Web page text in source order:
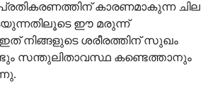
കാരണമാകുന്ന ചില
ഈ മരുന്ന്
നിങ്ങളുടെ ശരീരത്തിന് സുഖം
സന്തുലിതാവസ്ഥ കണ്ടെത്താനും